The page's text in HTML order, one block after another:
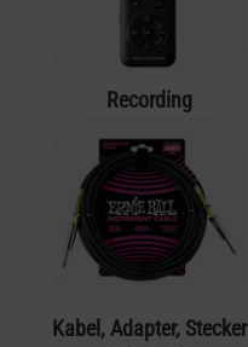
Recording
Kabel, Adapter, Stecker